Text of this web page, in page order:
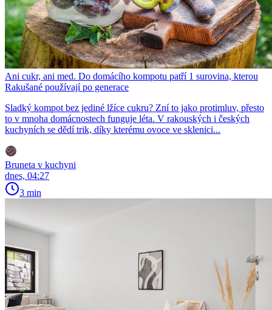
Ani cukr, ani med. Do domácího kompotu patří 1 surovina, kterou
Rakušané používají po generace
Sladký kompot bez jediné lžíce cukru? Zní to jako protimluv, přesto
to v mnoha domácnostech funguje léta. V rakouských i českých
kuchyních se dědí trik, díky kterému ovoce ve sklenici...
Bruneta v kuchyni
dnes, 04:27
3 min